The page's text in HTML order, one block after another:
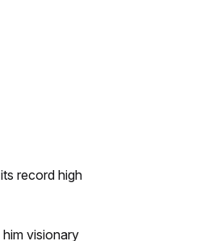
record high
visionary